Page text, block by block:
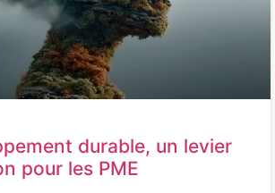
durable, un levier
pour les PME